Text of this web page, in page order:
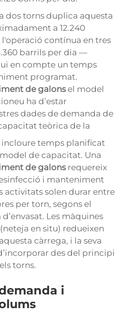
dos torns duplica aquesta
a 12.240
contínua en tres
barrils per dia —
en compte un temps
programat.
de galonsel model
ha d’estar
dades de demanda de
teòrica de la
incloure temps planificat
de capacitat. Una
de galons requereix
i manteniment
activitats solen durar entre
per torn, segons el
Les màquines
en situ) redueixen
càrrega, i la seva
des del principi
torns.
i